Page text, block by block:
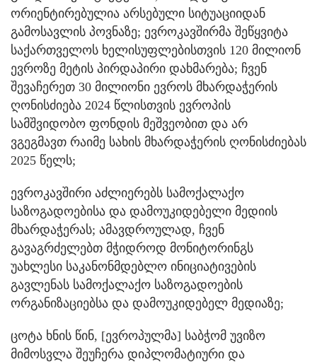
ორიენტირებულია არსებული სიტუაციიდან
გამოსავლის პოვნაზე; ევროკავშირმა შეწყვიტა
საქართველოს ხელისუფლებისთვის 120 მილიონ
ევროზე მეტის პირდაპირი დახმარება; ჩვენ
შევაჩერეთ 30 მილიონი ევროს მხარდაჭერის
ღონისძიება 2024 წლისთვის ევროპის
სამშვიდობო ფონდის მეშვეობით და არ
ვგეგმავთ რაიმე სახის მხარდაჭერის ღონისძიებას
2025 წელს;
ევროკავშირი აძლიერებს სამოქალაქო
საზოგადოებისა და დამოუკიდებელი მედიის
მხარდაჭერას; ამავდროულად, ჩვენ
გავაგრძელებთ მჭიდროდ მონიტორინგს
უახლესი საკანონმდებლო ინიციატივების
გავლენას სამოქალაქო საზოგადოების
ორგანიზაციებსა და დამოუკიდებელ მედიაზე;
ცოტა ხნის წინ, [ევროპულმა] საბჭომ უვიზო
მიმოსვლა შეუჩერა დიპლომატიური და